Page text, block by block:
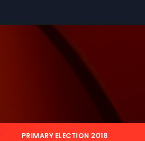
PRIMARY ELECTION 2018